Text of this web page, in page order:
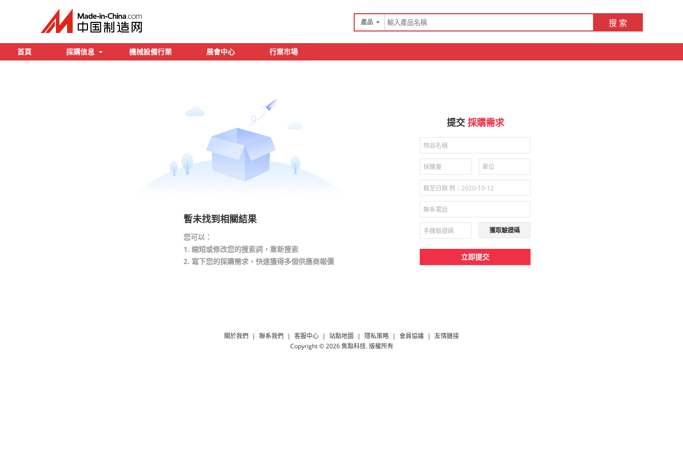
產品 搜 索
首頁 採購信息 機械設備行業 展會中心 行業市場
暫未找到相關結果
您可以：
1. 縮短或修改您的搜索詞，重新搜索
2. 寫下您的採購需求，快速獲得多個供應商報價
提交 採購需求
獲取驗證碼
立即提交
關於我們 | 聯系我們 | 客服中心 | 站點地圖 | 隱私策略 | 會員協議 | 友情鏈接
Copyright © 2026焦點科技. 版權所有